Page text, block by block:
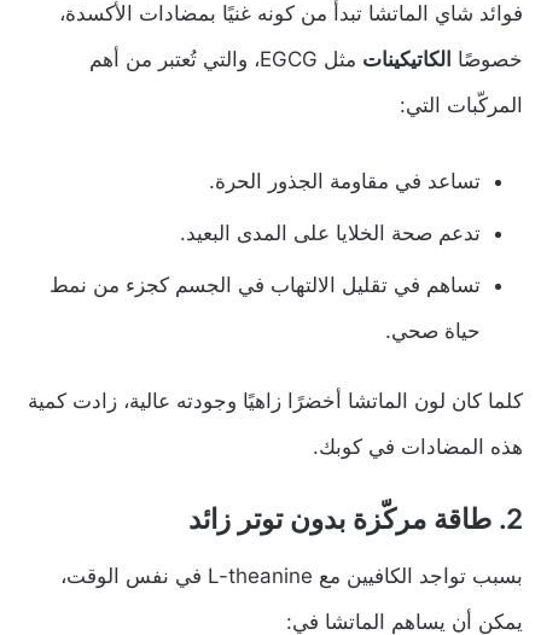
فوائد شاي الماتشا تبدأ من كونه غنيًا بمضادات الأكسدة،
خصوصًا الكاتيكينات
مثل EGCG، والتي تُعتبر من أهم
المركّبات التي:
تساعد في مقاومة الجذور الحرة.
تدعم صحة الخلايا على المدى البعيد.
تساهم في تقليل الالتهاب في الجسم كجزء من نمط
حياة صحي.
كلما كان لون الماتشا أخضرًا زاهيًا وجودته عالية، زادت كمية
هذه المضادات في كوبك.
2. طاقة مركّزة بدون توتر زائد
بسبب تواجد الكافيين مع L-theanine في نفس الوقت،
يمكن أن يساهم الماتشا في: